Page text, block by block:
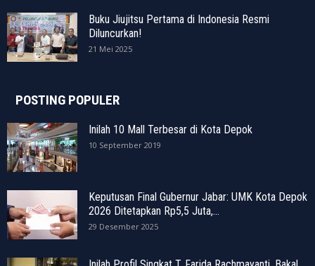
Buku Jiujitsu Pertama di Indonesia Resmi
Diluncurkan!
21 Mei 2025
POSTING POPULER
Inilah 10 Mall Terbesar di Kota Depok
10 September 2019
Keputusan Final Gubernur Jabar: UMK Kota Depok
2026 Ditetapkan Rp5,5 Juta,...
29 Desember 2025